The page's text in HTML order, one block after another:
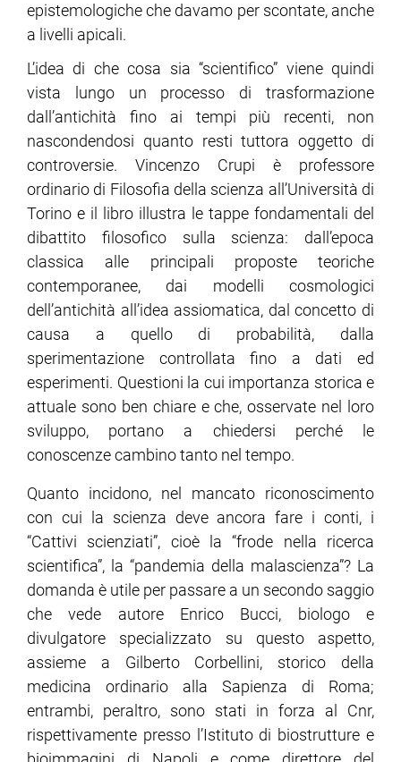
epistemologiche che davamo per scontate, anche
a livelli apicali.
L’idea di che cosa sia “scientifico” viene quindi
vista lungo un processo di trasformazione
dall’antichità fino ai tempi più recenti, non
nascondendosi quanto resti tuttora oggetto di
controversie. Vincenzo Crupi è professore
ordinario di Filosofia della scienza all’Università di
Torino e il libro illustra le tappe fondamentali del
dibattito filosofico sulla scienza: dall’epoca
classica alle principali proposte teoriche
contemporanee, dai modelli cosmologici
dell’antichità all’idea assiomatica, dal concetto di
causa a quello di probabilità, dalla
sperimentazione controllata fino a dati ed
esperimenti. Questioni la cui importanza storica e
attuale sono ben chiare e che, osservate nel loro
sviluppo, portano a chiedersi perché le
conoscenze cambino tanto nel tempo.
Quanto incidono, nel mancato riconoscimento
con cui la scienza deve ancora fare i conti, i
“Cattivi scienziati”, cioè la “frode nella ricerca
scientifica”, la “pandemia della malascienza”? La
domanda è utile per passare a un secondo saggio
che vede autore Enrico Bucci, biologo e
divulgatore specializzato su questo aspetto,
assieme a Gilberto Corbellini, storico della
medicina ordinario alla Sapienza di Roma;
entrambi, peraltro, sono stati in forza al Cnr,
rispettivamente presso l’Istituto di biostrutture e